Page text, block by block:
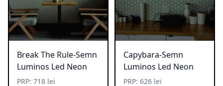
Break The Rule-Semn
Luminos Led Neon
PRP: 718 lei
Capybara-Semn
Luminos Led Neon
PRP: 626 lei